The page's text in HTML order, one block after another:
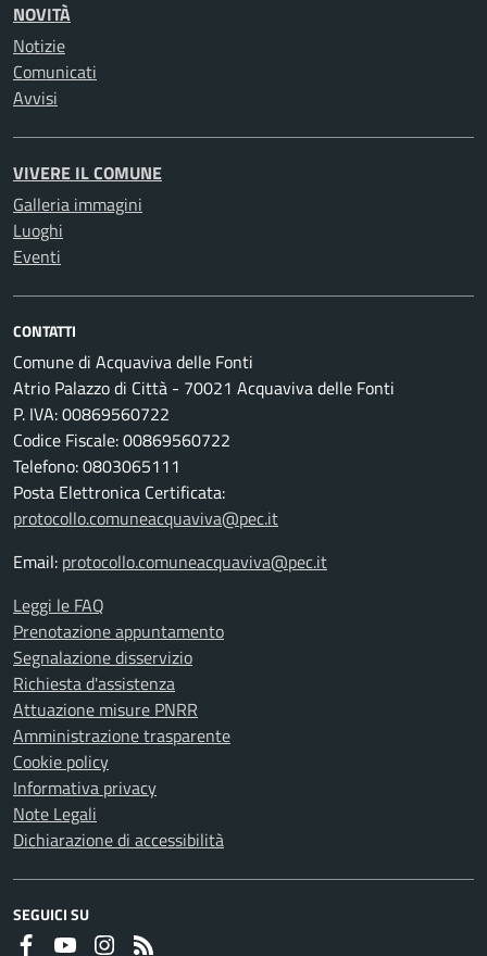
NOVITÀ
Notizie
Comunicati
Avvisi
VIVERE IL COMUNE
Galleria immagini
Luoghi
Eventi
CONTATTI
Comune di Acquaviva delle Fonti
Atrio Palazzo di Città - 70021 Acquaviva delle Fonti
P. IVA: 00869560722
Codice Fiscale: 00869560722
Telefono: 0803065111
Posta Elettronica Certificata:
protocollo.comuneacquaviva@pec.it
Email: protocollo.comuneacquaviva@pec.it
Leggi le FAQ
Prenotazione appuntamento
Segnalazione disservizio
Richiesta d'assistenza
Attuazione misure PNRR
Amministrazione trasparente
Cookie policy
Informativa privacy
Note Legali
Dichiarazione di accessibilità
SEGUICI SU
FaceboookYoutubeInstagram